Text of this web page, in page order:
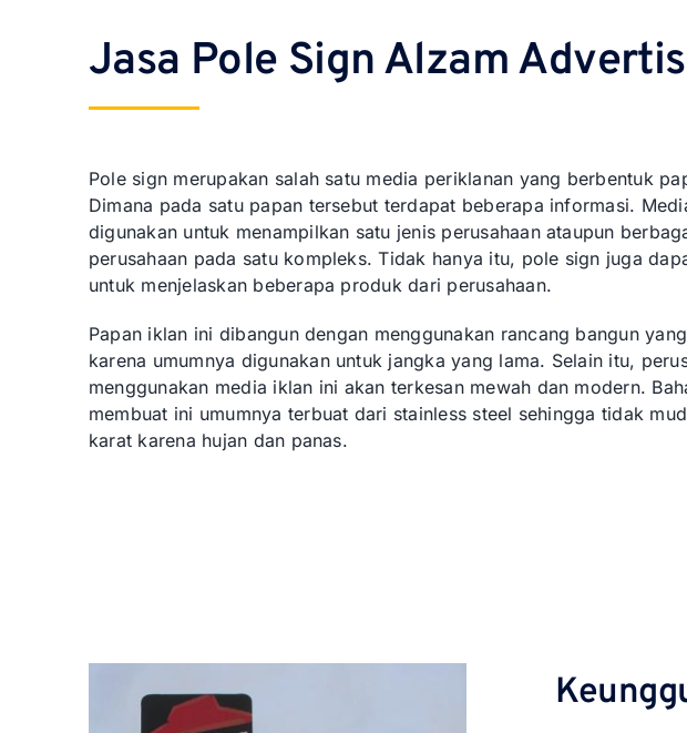
Jasa Pole Sign Alzam
Pole sign merupakan salah satu media periklanan yang berbentuk
Dimana pada satu papan tersebut terdapat beberapa informasi.
digunakan untuk menampilkan satu jenis perusahaan ataupun
perusahaan pada satu kompleks. Tidak hanya itu, pole sign juga
untuk menjelaskan beberapa produk dari perusahaan.
Papan iklan ini dibangun dengan menggunakan rancang bangun
karena umumnya digunakan untuk jangka yang lama. Selain itu,
menggunakan media iklan ini akan terkesan mewah dan modern.
membuat ini umumnya terbuat dari stainless steel sehingga tidak
karat karena hujan dan panas.